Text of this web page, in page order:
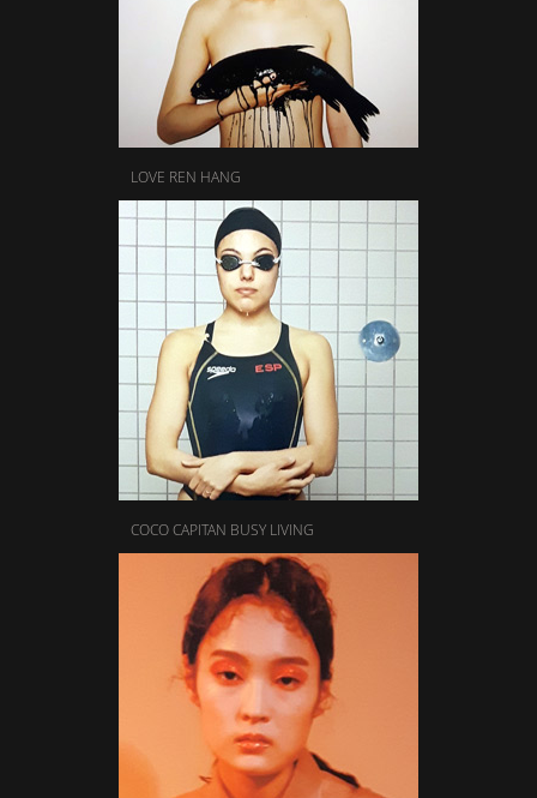
LOVE REN HANG
COCO CAPITAN BUSY LIVING